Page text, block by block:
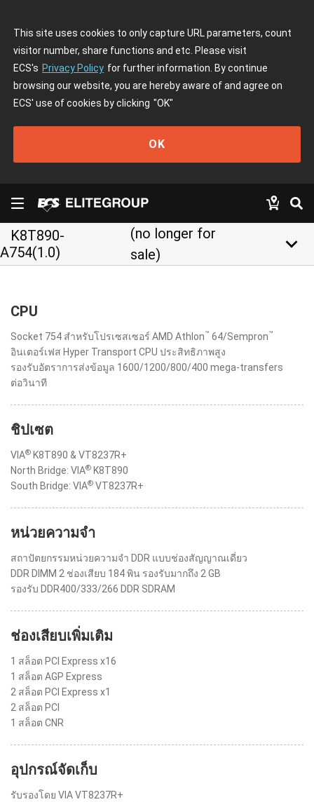
This site uses cookies to only capture URL parameters, count
visitor number, share functions and etc. Please visit
ECS's Privacy Policy for further information. By continue
browsing our website, you are hereby aware of and agree on
ECS' use of cookies by clicking "OK"
OK
K8T890-
A754(1.0)
(no longer for
sale)
keyboard_arrow_down
CPU
Socket 754 สำหรับโปรเซสเซอร์ AMD Athlon™ 64/Sempron™
อินเตอร์เฟส Hyper Transport CPU ประสิทธิภาพสูง
รองรับอัตราการส่งข้อมูล 1600/1200/800/400 mega-transfers
ต่อวินาที
ชิปเซต
VIA® K8T890 & VT8237R+
North Bridge: VIA® K8T890
South Bridge: VIA® VT8237R+
หน่วยความจำ
สถาปัตยกรรมหน่วยความจำ DDR แบบช่องสัญญาณเดี่ยว
DDR DIMM 2 ช่องเสียบ 184 พิน รองรับมากถึง 2 GB
รองรับ DDR400/333/266 DDR SDRAM
ช่องเสียบเพิ่มเติม
1 สล็อต PCI Express x16
1 สล็อต AGP Express
2 สล็อต PCI Express x1
2 สล็อต PCI
1 สล็อต CNR
อุปกรณ์จัดเก็บ
รับรองโดย VIA VT8237R+